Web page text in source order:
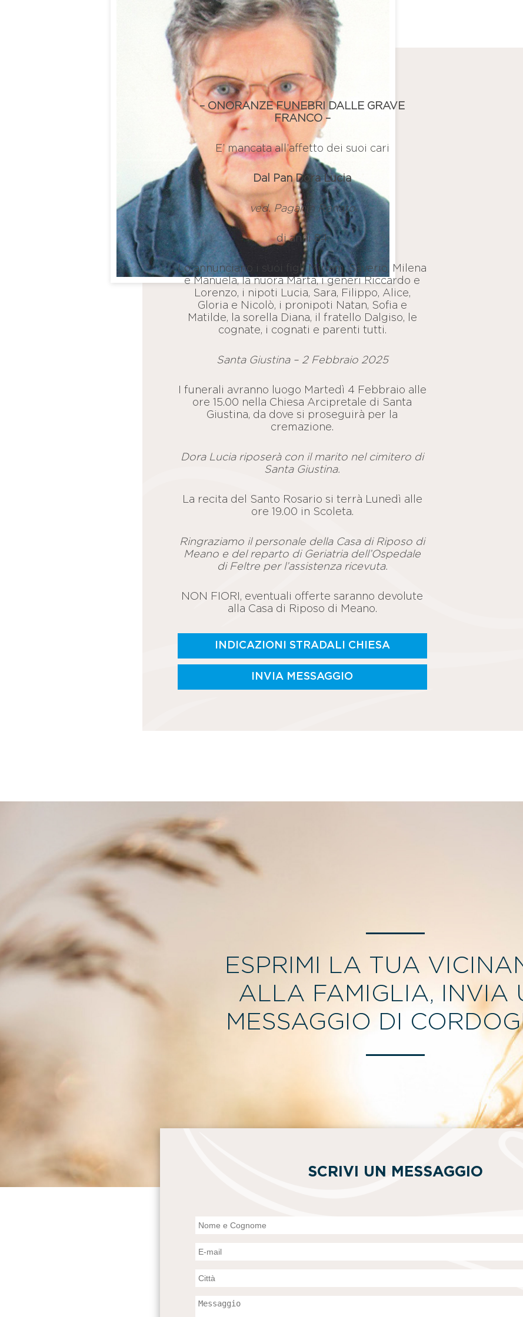
– ONORANZE FUNEBRI DALLE GRAVE
FRANCO –
E’ mancata all’affetto dei suoi cari
Dal Pan Dora Lucia
ved. Paganin Renato
di anni 84
Lo annunciano i suoi figli Miriam, Saverio, Milena
e Manuela, la nuora Marta, i generi Riccardo e
Lorenzo, i nipoti Lucia, Sara, Filippo, Alice,
Gloria e Nicolò, i pronipoti Natan, Sofia e
Matilde, la sorella Diana, il fratello Dalgiso, le
cognate, i cognati e parenti tutti.
Santa Giustina – 2 Febbraio 2025
I funerali avranno luogo Martedì 4 Febbraio alle
ore 15.00 nella Chiesa Arcipretale di Santa
Giustina, da dove si proseguirà per la
cremazione.
Dora Lucia riposerà con il marito nel cimitero di
Santa Giustina.
La recita del Santo Rosario si terrà Lunedì alle
ore 19.00 in Scoleta.
Ringraziamo il personale della Casa di Riposo di
Meano e del reparto di Geriatria dell’Ospedale
di Feltre per l’assistenza ricevuta.
NON FIORI, eventuali offerte saranno devolute
alla Casa di Riposo di Meano.
INDICAZIONI STRADALI CHIESA
INVIA MESSAGGIO
ESPRIMI LA TUA
ALLA FAMIGLIA, INVIA
MESSAGGIO DI
SCRIVI UN MESSAGGIO